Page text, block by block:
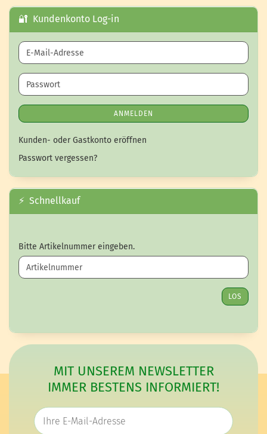
🔐 Kundenkonto Log-in
E-Mail-Adresse
Passwort
ANMELDEN
Kunden- oder Gastkonto eröffnen
Passwort vergessen?
⚡ Schnellkauf
BITTE ARTIKELNUMMER EINGEBEN.
Bitte Artikelnummer eingeben.
LOS
MIT UNSEREM NEWSLETTER
IMMER BESTENS INFORMIERT!